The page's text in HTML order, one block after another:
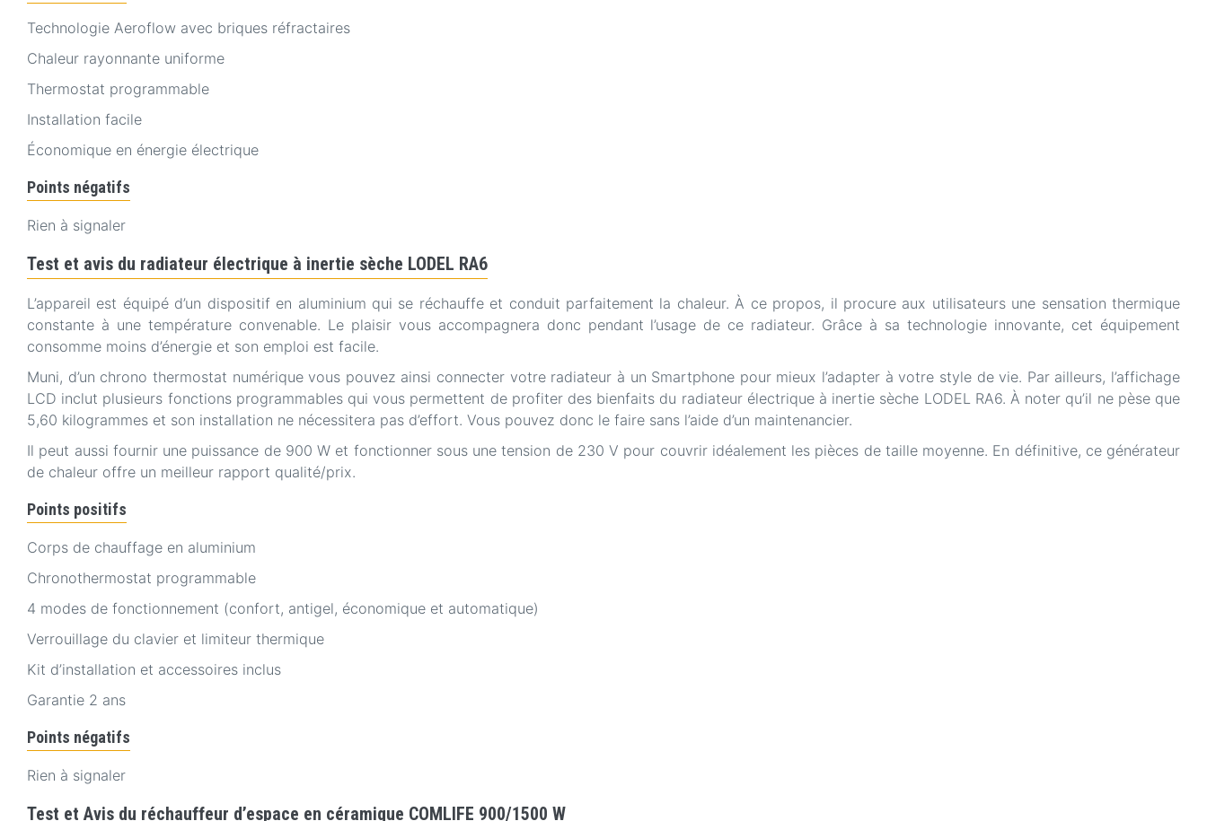
Technologie Aeroflow avec briques réfractaires
Chaleur rayonnante uniforme
Thermostat programmable
Installation facile
Économique en énergie électrique
Points négatifs
Rien à signaler
Test et avis du radiateur électrique à inertie sèche LODEL RA6
L’appareil est équipé d’un dispositif en aluminium qui se réchauffe et conduit parfaitement la chaleur. À ce propos, il procure aux utilisateurs une sensation thermique
constante à une température convenable. Le plaisir vous accompagnera donc pendant l’usage de ce radiateur. Grâce à sa technologie innovante, cet équipement
consomme moins d’énergie et son emploi est facile.
Muni, d’un chrono thermostat numérique vous pouvez ainsi connecter votre radiateur à un Smartphone pour mieux l’adapter à votre style de vie. Par ailleurs, l’affichage
LCD inclut plusieurs fonctions programmables qui vous permettent de profiter des bienfaits du radiateur électrique à inertie sèche LODEL RA6. À noter qu’il ne pèse que
5,60 kilogrammes et son installation ne nécessitera pas d’effort. Vous pouvez donc le faire sans l’aide d’un maintenancier.
Il peut aussi fournir une puissance de 900 W et fonctionner sous une tension de 230 V pour couvrir idéalement les pièces de taille moyenne. En définitive, ce générateur
de chaleur offre un meilleur rapport qualité/prix.
Points positifs
Corps de chauffage en aluminium
Chronothermostat programmable
4 modes de fonctionnement (confort, antigel, économique et automatique)
Verrouillage du clavier et limiteur thermique
Kit d’installation et accessoires inclus
Garantie 2 ans
Points négatifs
Rien à signaler
Test et Avis du réchauffeur d’espace en céramique COMLIFE 900/1500 W